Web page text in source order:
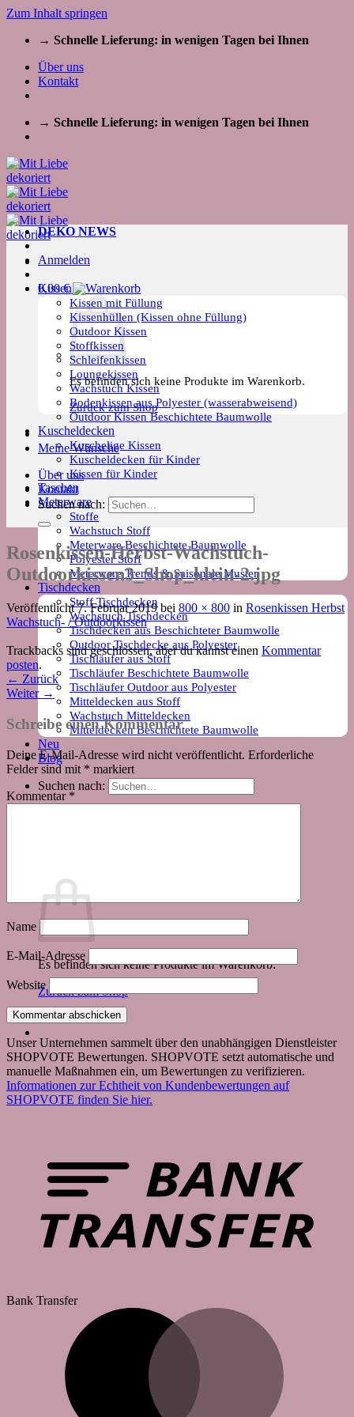
Zum Inhalt springen
→ Schnelle Lieferung: in wenigen Tagen bei Ihnen
Über uns
Kontakt
→ Schnelle Lieferung: in wenigen Tagen bei Ihnen
Kissen
Kissen mit Füllung
Kissenhüllen (Kissen ohne Füllung)
Outdoor Kissen
Stoffkissen
Schleifenkissen
Loungekissen
Wachstuch Kissen
Bodenkissen aus Polyester (wasserabweisend)
Outdoor Kissen Beschichtete Baumwolle
Kuscheldecken
Kuschelige Kissen
Kuscheldecken für Kinder
Kissen für Kinder
Taschen
Meterware
Stoffe
Wachstuch Stoff
Meterware Beschichtete Baumwolle
Polyester Stoff
Meterware Trends & Saisonale Muster
Tischdecken
Stoff Tischdecken
Wachstuch Tischdecken
Tischdecken aus Beschichteter Baumwolle
Outdoor Tischdecke aus Polyester
Tischläufer aus Stoff
Tischläufer Beschichtete Baumwolle
Tischläufer Outdoor aus Polyester
Mitteldecken aus Stoff
Wachstuch Mitteldecken
Mitteldecken Beschichtete Baumwolle
Neu
Blog
Suchen nach:
Es befinden sich keine Produkte im Warenkorb.
Zurück zum Shop
DEKO NEWS
Anmelden
0,00€
Es befinden sich keine Produkte im Warenkorb.
Zurück zum Shop
Meine Wünsche
Über uns
Kontakt
Suchen nach:
Rosenkissen-Herbst-Wachstuch-
Outdoorkissen3_Shop_klein-2.jpg
Veröffentlicht7. Februar 2019bei 800 × 800 in Rosenkissen Herbst
Wachstuch- / Outdoorkissen
Trackbacks sind geschlossen, aber du kannst einen Kommentar
posten.
← Zurück
Weiter →
Schreibe einen Kommentar
Deine E-Mail-Adresse wird nicht veröffentlicht. Erforderliche
Felder sind mit * markiert
Kommentar *
Name
E-Mail-Adresse
Website
Unser Unternehmen sammelt über den unabhängigen Dienstleister
SHOPVOTE Bewertungen. SHOPVOTE setzt automatische und
manuelle Maßnahmen ein, um Bewertungen zu verifizieren.
Informationen zur Echtheit von Kundenbewertungen auf
SHOPVOTE finden Sie hier.
Bank Transfer